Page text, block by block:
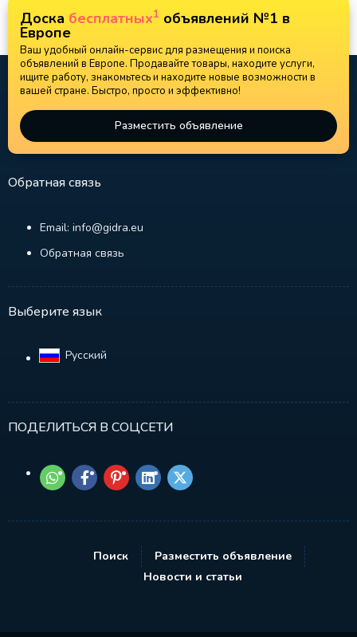
Доска бесплатных1 объявлений №1 в
Европе
Ваш удобный онлайн-сервис для размещения и поиска
объявлений в Европе. Продавайте товары, находите услуги,
ищите работу, знакомьтесь и находите новые возможности в
вашей стране. Быстро, просто и эффективно!
Разместить объявление
Обратная связь
Email: info@gidra.eu
Обратная связь
Выберите язык
Русский‎
ПОДЕЛИТЬСЯ В СОЦСЕТИ
Поиск
Разместить объявление
Новости и статьи